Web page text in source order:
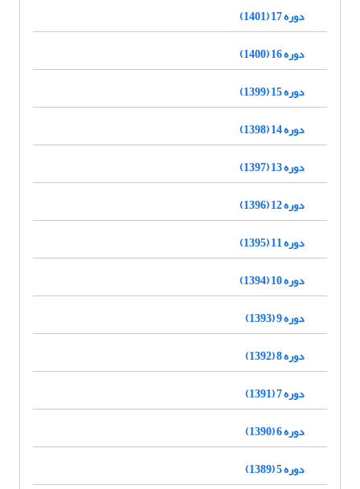
دوره 17 (1401)
دوره 16 (1400)
دوره 15 (1399)
دوره 14 (1398)
دوره 13 (1397)
دوره 12 (1396)
دوره 11 (1395)
دوره 10 (1394)
دوره 9 (1393)
دوره 8 (1392)
دوره 7 (1391)
دوره 6 (1390)
دوره 5 (1389)